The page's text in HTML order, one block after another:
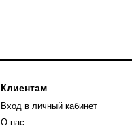
Клиентам
Вход в личный кабинет
О нас